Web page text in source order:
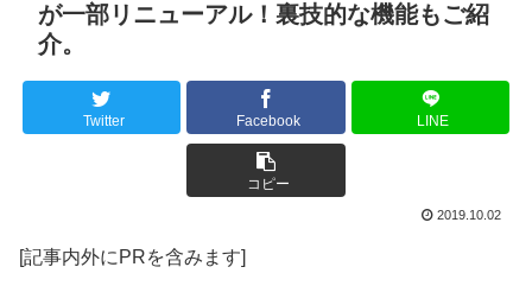
が一部リニューアル！裏技的な機能もご紹
介。
Twitter Facebook LINE
コピー
2019.10.02
[記事内外にPRを含みます]